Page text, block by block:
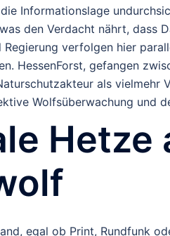
Informationslage
den Verdacht nährt, dass
verfolgen hier
HessenForst, gefangen
als vielmehr
Wolfsüberwachung und
Hetze
egal ob Print, Rundfunk